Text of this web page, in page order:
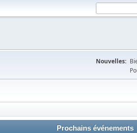
Nouvelles:
Prochains événements